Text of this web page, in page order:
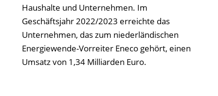
Haushalte und Unternehmen. Im
Geschäftsjahr 2022/2023 erreichte das
Unternehmen, das zum niederländischen
Energiewende-Vorreiter Eneco gehört, einen
Umsatz von 1,34 Milliarden Euro.